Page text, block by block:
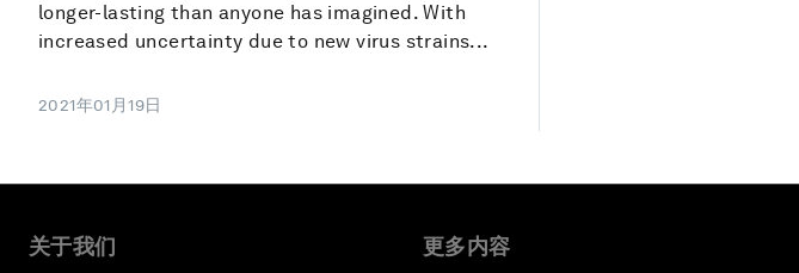
longer-lasting than anyone has imagined. With
increased uncertainty due to new virus strains...
2021年01月19日
关于我们 更多内容